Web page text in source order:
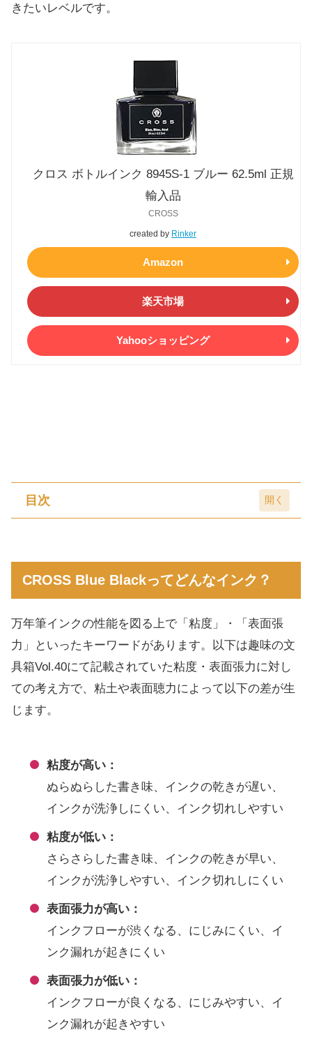
きたいレベルです。
クロス ボトルインク 8945S-1 ブルー 62.5ml 正規
輸入品
created by Rinker
CROSS
Amazon
楽天市場
Yahooショッピング
目次
まとめ
CROSS Blue Blackってどんなインク？
万年筆インクの性能を図る上で「粘度」・「表面張
力」といったキーワードがあります。以下は趣味の文
具箱Vol.40にて記載されていた粘度・表面張力に対し
ての考え方で、粘土や表面聴力によって以下の差が生
じます。
粘度が高い：
ぬらぬらした書き味、インクの乾きが遅い、
インクが洗浄しにくい、インク切れしやすい
粘度が低い：
さらさらした書き味、インクの乾きが早い、
インクが洗浄しやすい、インク切れしにくい
表面張力が高い：
インクフローが渋くなる、にじみにくい、イ
ンク漏れが起きにくい
表面張力が低い：
インクフローが良くなる、にじみやすい、イ
ンク漏れが起きやすい